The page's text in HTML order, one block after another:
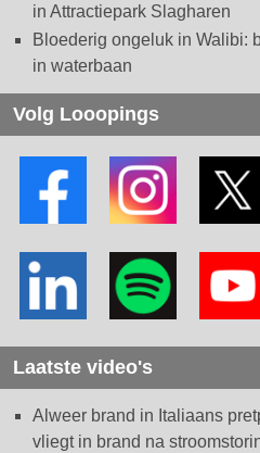
in Attractiepark Slagharen
Bloederig ongeluk in Walibi:
in waterbaan
Volg Looopings
Laatste video's
Alweer brand in Italiaans
vliegt in brand na